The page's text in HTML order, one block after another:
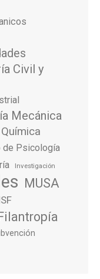
Civil y
Mecánica
de Psicología
Investigación
MUSA